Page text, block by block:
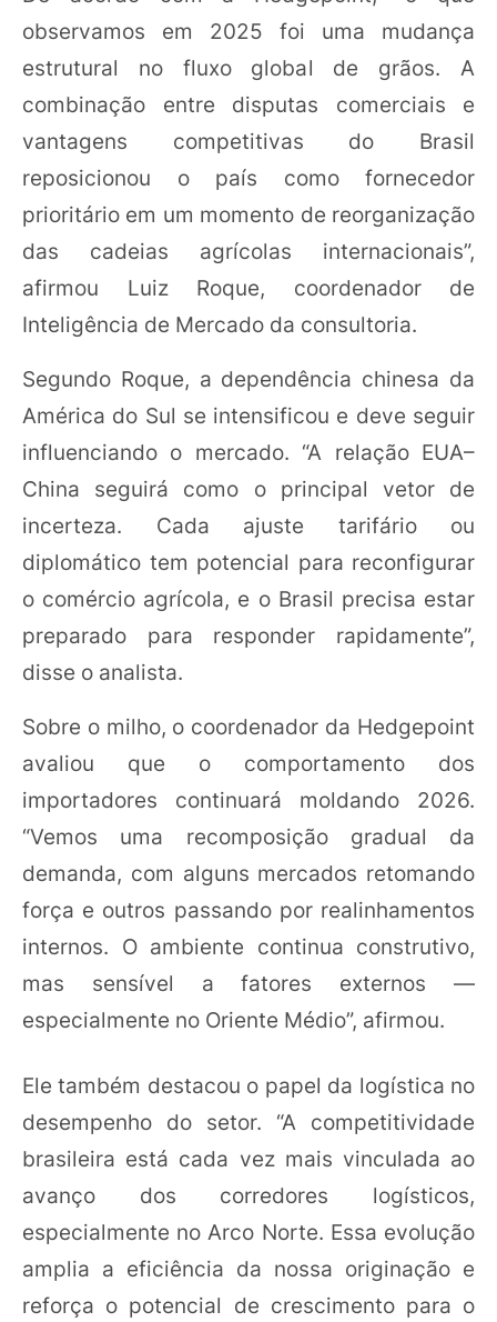
observamos em 2025 foi uma mudança
estrutural no fluxo global de grãos. A
combinação entre disputas comerciais e
vantagens competitivas do Brasil
reposicionou o país como fornecedor
prioritário em um momento de reorganização
das cadeias agrícolas internacionais”,
afirmou Luiz Roque, coordenador de
Inteligência de Mercado da consultoria.
Segundo Roque, a dependência chinesa da
América do Sul se intensificou e deve seguir
influenciando o mercado. “A relação EUA–
China seguirá como o principal vetor de
incerteza. Cada ajuste tarifário ou
diplomático tem potencial para reconfigurar
o comércio agrícola, e o Brasil precisa estar
preparado para responder rapidamente”,
disse o analista.
Sobre o milho, o coordenador da Hedgepoint
avaliou que o comportamento dos
importadores continuará moldando 2026.
“Vemos uma recomposição gradual da
demanda, com alguns mercados retomando
força e outros passando por realinhamentos
internos. O ambiente continua construtivo,
mas sensível a fatores externos —
especialmente no Oriente Médio”, afirmou.
Ele também destacou o papel da logística no
desempenho do setor. “A competitividade
brasileira está cada vez mais vinculada ao
avanço dos corredores logísticos,
especialmente no Arco Norte. Essa evolução
amplia a eficiência da nossa originação e
reforça o potencial de crescimento para o